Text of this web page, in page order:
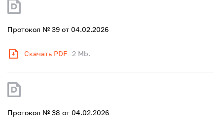
Протокол № 39 от 04.02.2026
Скачать PDF 2 Mb.
Протокол № 38 от 04.02.2026